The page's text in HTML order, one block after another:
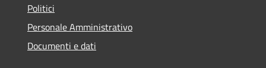
Politici
Personale Amministrativo
Documenti e dati